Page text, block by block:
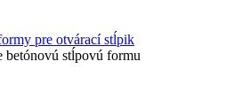
pre otvárací stĺpik
betónovú stĺpovú formu